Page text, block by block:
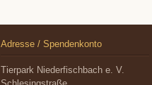
Adresse / Spendenkonto
Tierpark Niederfischbach e. V.